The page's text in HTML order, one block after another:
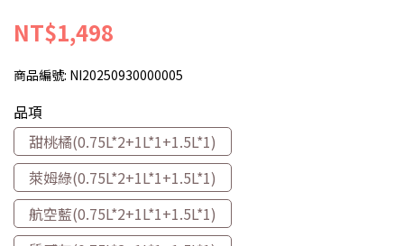
NT$1,498
商品編號: NI20250930000005
品項
甜桃橘(0.75L*2+1L*1+1.5L*1)
萊姆綠(0.75L*2+1L*1+1.5L*1)
航空藍(0.75L*2+1L*1+1.5L*1)